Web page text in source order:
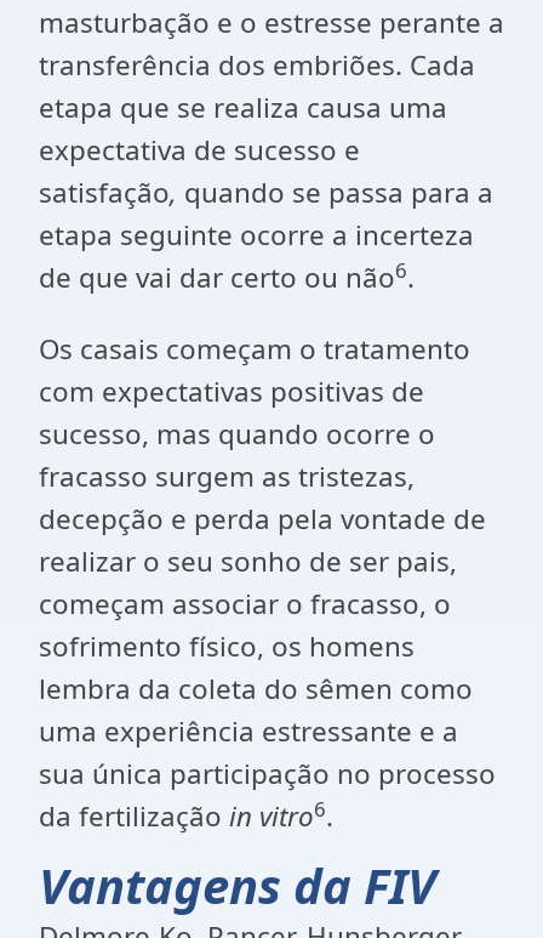
masturbação e o estresse perante a
transferência dos embriões. Cada
etapa que se realiza causa uma
expectativa de sucesso e
satisfação, quando se passa para a
etapa seguinte ocorre a incerteza
de que vai dar certo ou não6.
Os casais começam o tratamento
com expectativas positivas de
sucesso, mas quando ocorre o
fracasso surgem as tristezas,
decepção e perda pela vontade de
realizar o seu sonho de ser pais,
começam associar o fracasso, o
sofrimento físico, os homens
lembra da coleta do sêmen como
uma experiência estressante e a
sua única participação no processo
da fertilização in vitro6.
Vantagens da FIV